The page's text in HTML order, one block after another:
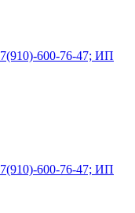
600-76-47; ИП
600-76-47; ИП